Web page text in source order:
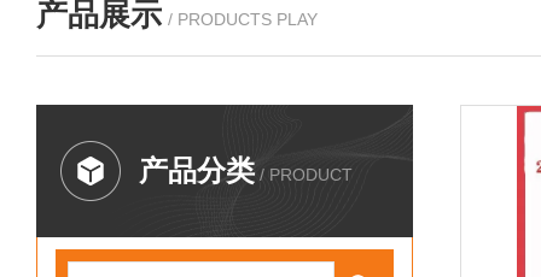
产品展示 / PRODUCTS PLAY
产品分类 / PRODUCT